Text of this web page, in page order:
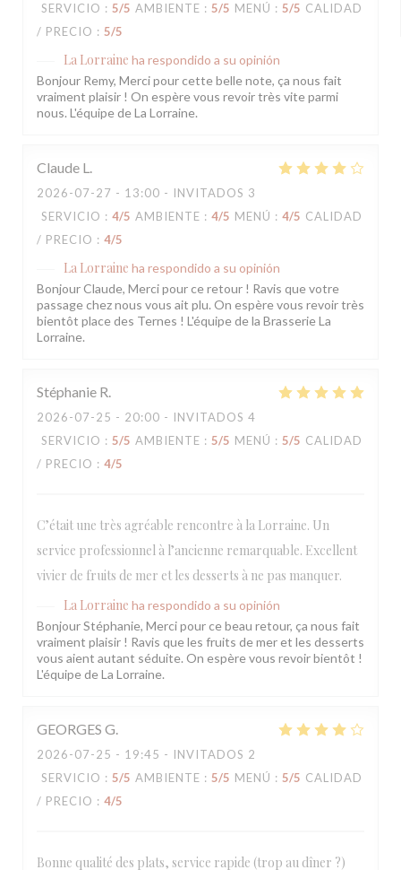
SERVICIO : 5/5 AMBIENTE : 5/5 MENÚ : 5/5 CALIDAD
/ PRECIO : 5/5
La Lorraine ha respondido a su opinión
Bonjour Remy, Merci pour cette belle note, ça nous fait
vraiment plaisir ! On espère vous revoir très vite parmi
nous. L'équipe de La Lorraine.
Claude L
2026-07-27 - 13:00 - INVITADOS 3
SERVICIO : 4/5 AMBIENTE : 4/5 MENÚ : 4/5 CALIDAD
/ PRECIO : 4/5
La Lorraine ha respondido a su opinión
Bonjour Claude, Merci pour ce retour ! Ravis que votre
passage chez nous vous ait plu. On espère vous revoir très
bientôt place des Ternes ! L'équipe de la Brasserie La
Lorraine.
Stéphanie R
2026-07-25 - 20:00 - INVITADOS 4
SERVICIO : 5/5 AMBIENTE : 5/5 MENÚ : 5/5 CALIDAD
/ PRECIO : 4/5
C’était une très agréable rencontre à la Lorraine. Un
service professionnel à l’ancienne remarquable. Excellent
vivier de fruits de mer et les desserts à ne pas manquer.
La Lorraine ha respondido a su opinión
Bonjour Stéphanie, Merci pour ce beau retour, ça nous fait
vraiment plaisir ! Ravis que les fruits de mer et les desserts
vous aient autant séduite. On espère vous revoir bientôt !
L'équipe de La Lorraine.
GEORGES G
2026-07-25 - 19:45 - INVITADOS 2
SERVICIO : 5/5 AMBIENTE : 5/5 MENÚ : 5/5 CALIDAD
/ PRECIO : 4/5
Bonne qualité des plats, service rapide (trop au dîner ?)